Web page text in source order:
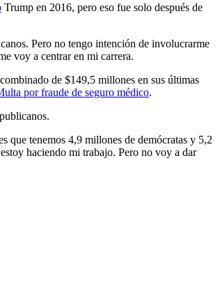
Trump en 2016, pero eso fue solo después de
Pero no tengo intención de involucrarme
voy a centrar en mi carrera.
de $149,5 millones en sus últimas
por fraude de seguro médico.
que tenemos 4,9 millones de demócratas y 5,2
haciendo mi trabajo. Pero no voy a dar